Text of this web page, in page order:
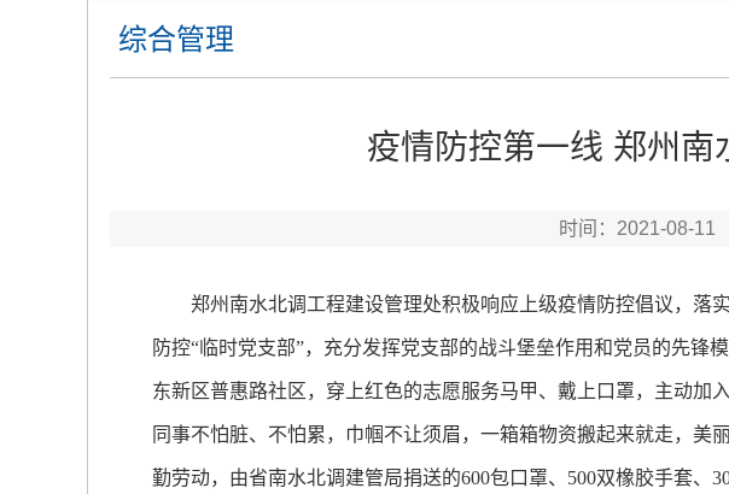
综合管理
疫情防控第一线 郑州
时间：2021-
郑州南水北调工程建设管理处积极响应上级疫情防控倡议，落
防控“临时党支部”，充分发挥党支部的战斗堡垒作用和党员的先锋
东新区普惠路社区，穿上红色的志愿服务马甲、戴上口罩，主动
同事不怕脏、不怕累，巾帼不让须眉，一箱箱物资搬起来就走，美
勤劳动，由省南水北调建管局捐送的600包口罩、500双橡胶手套、